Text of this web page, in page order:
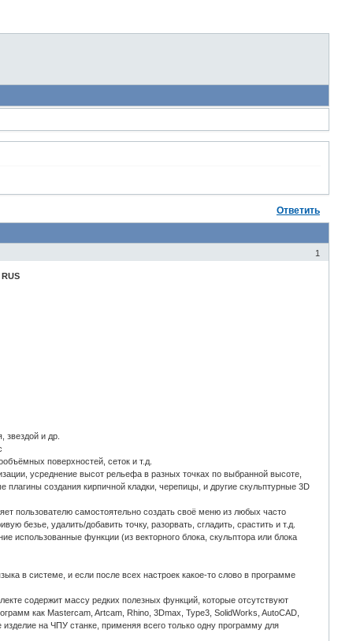
Ответить
1
звездой и др.
поверхностей, сеток и т.д.
усреднение высот рельефа в разных точках по выбранной высоте,
создания кирпичной кладки, черепицы, и другие скульптурные 3D
пользователю самостоятельно создать своё меню из любых часто
безье, удалить/добавить точку, разорвать, сгладить, срастить и т.д.
функции (из векторного блока, скульптора или блока
в системе, и если после всех настроек какое-то слово в программе
содержит массу редких полезных функций, которые отсутствуют
как Mastercam, Artcam, Rhino, 3Dmax, Type3, SolidWorks, AutoCAD,
на ЧПУ станке, применяя всего только одну программу для